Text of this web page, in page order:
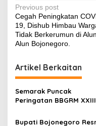
P
o
s
t
n
a
v
i
g
Previous post
Cegah Peningkatan
19, Dishub Himbau
Tidak Berkerumun di
Alun Bojonegoro.
Artikel Berkaitan
Semarak Puncak
Peringatan BBGRM XXIII
Bojonegoro, Semangat
Bupati Bojonegoro